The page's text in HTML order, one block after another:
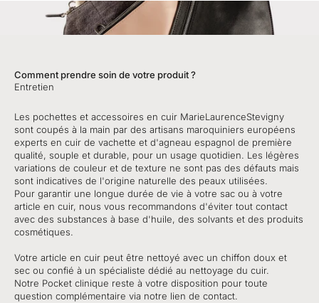
Comment prendre soin de votre produit ?
Entretien
Les pochettes et accessoires en cuir MarieLaurenceStevigny
sont coupés à la main par des artisans maroquiniers européens
experts en cuir de vachette et d'agneau espagnol de première
qualité, souple et durable, pour un usage quotidien. Les légères
variations de couleur et de texture ne sont pas des défauts mais
sont indicatives de l'origine naturelle des peaux utilisées.
Pour garantir une longue durée de vie à votre sac ou à votre
article en cuir, nous vous recommandons d'éviter tout contact
avec des substances à base d'huile, des solvants et des produits
cosmétiques.
Votre article en cuir peut être nettoyé avec un chiffon doux et
sec ou confié à un spécialiste dédié au nettoyage du cuir.
Notre Pocket clinique reste à votre disposition pour toute
question complémentaire via notre lien de contact.